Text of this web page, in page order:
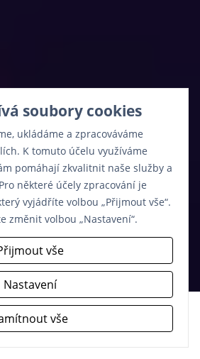
soubory cookies
ukládáme a zpracováváme
K tomuto účelu využíváme
pomáhají zkvalitnit naše služby a
některé účely zpracování je
vyjádříte volbou „Přijmout vše“.
změnit volbou „Nastavení“.
vše
Nastavení
vše